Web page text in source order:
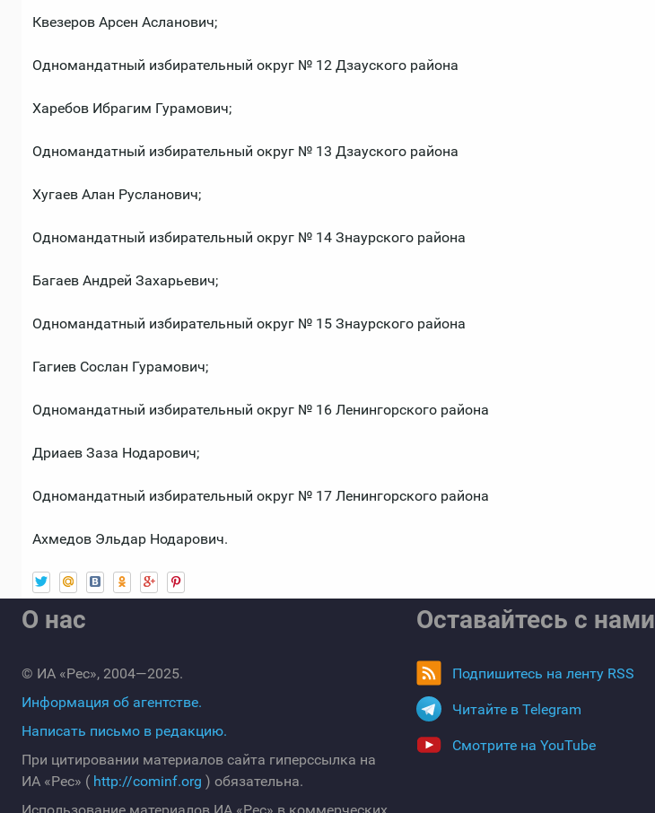
Квезеров Арсен Асланович;
Одномандатный избирательный округ № 12 Дзауского района
Харебов Ибрагим Гурамович;
Одномандатный избирательный округ № 13 Дзауского района
Хугаев Алан Русланович;
Одномандатный избирательный округ № 14 Знаурского района
Багаев Андрей Захарьевич;
Одномандатный избирательный округ № 15 Знаурского района
Гагиев Сослан Гурамович;
Одномандатный избирательный округ № 16 Ленингорского района
Дриаев Заза Нодарович;
Одномандатный избирательный округ № 17 Ленингорского района
Ахмедов Эльдар Нодарович.
О нас
© ИА «Рес», 2004—2025.
Информация об агентстве.
Написать письмо в редакцию.
При цитировании материалов сайта гиперссылка на
ИА «Рес» ( http://cominf.org ) обязательна.
Оставайтесь с нами
Подпишитесь на ленту RSS
Читайте в Telegram
Смотрите на YouTube